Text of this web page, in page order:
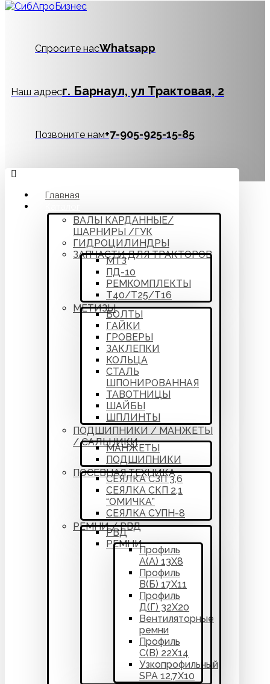
Спросите насWhatsapp
Наш адресг. Барнаул, ул Трактовая, 2
Позвоните нам‪+7-905-925-15-85
Главная
ВАЛЫ КАРДАННЫЕ/
ШАРНИРЫ /ГУК
ГИДРОЦИЛИНДРЫ
ЗАПЧАСТИ ДЛЯ ТРАКТОРОВ
МТЗ
ПД-10
РЕМКОМПЛЕКТЫ
Т40/Т25/Т16
МЕТИЗЫ
БОЛТЫ
ГАЙКИ
ГРОВЕРЫ
ЗАКЛЕПКИ
КОЛЬЦА
СТАЛЬ
ШПОНИРОВАННАЯ
ТАВОТНИЦЫ
ШАЙБЫ
ШПЛИНТЫ
ПОДШИПНИКИ / МАНЖЕТЫ
/ САЛЬНИКИ
МАНЖЕТЫ
ПОДШИПНИКИ
ПОСЕВНАЯ ТЕХНИКА
СЕЯЛКА СЗП 3,6
СЕЯЛКА СКП 2,1
“ОМИЧКА”
СЕЯЛКА СУПН-8
РЕМНИ / РВД
РВД
РЕМНИ
Профиль
А(А) 13Х8
Профиль
В(Б) 17Х11
Профиль
Д(Г) 32Х20
Вентиляторные
ремни
Профиль
С(В) 22Х14
Узкопрофильный
SPA 12,7Х10